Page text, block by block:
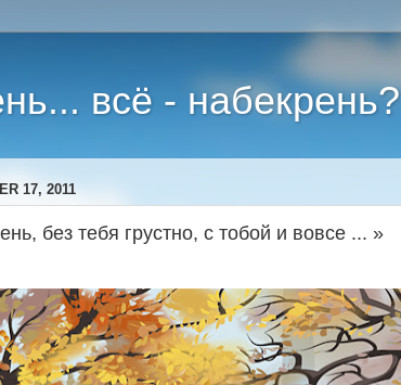
всё - набекрень?
17, 2011
без тебя грустно, с тобой и вовсе ... »